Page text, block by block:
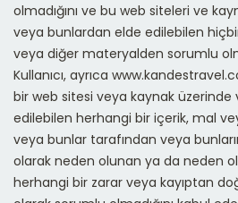
olmadığını ve bu web siteleri ve
veya bunlardan elde edilebilen
veya diğer materyalden sorumlu
Kullanıcı, ayrıca
bir web sitesi veya kaynak
edilebilen herhangi bir içerik, mal
veya bunlar tarafından veya
olarak neden olunan ya da neden
herhangi bir zarar veya kayıptan